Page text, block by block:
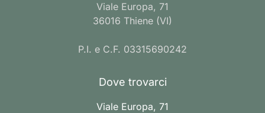
Viale Europa, 71
36016 Thiene (VI)
P.I. e C.F. 03315690242
Dove trovarci
Viale Europa, 71